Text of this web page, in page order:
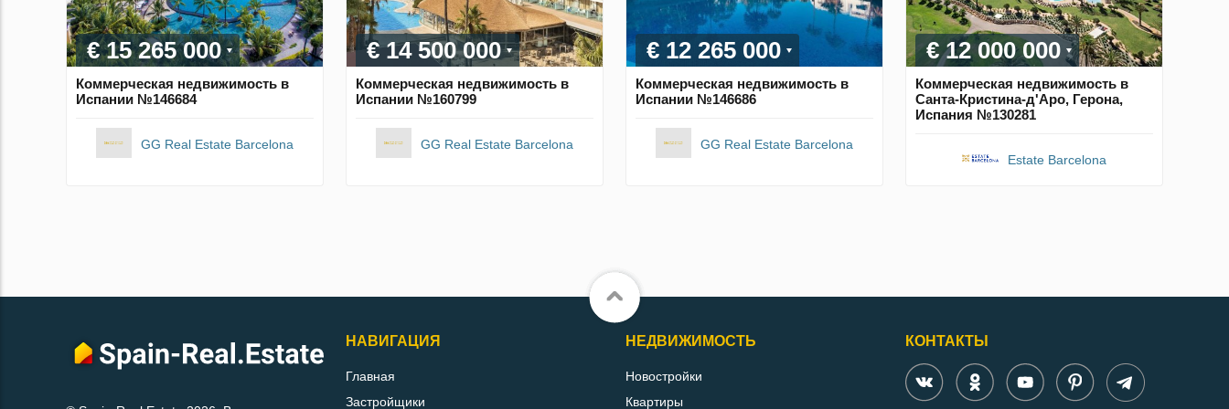
€ 15 265 000
Коммерческая недвижимость в
Испании №146684
GG Real Estate Barcelona
€ 14 500 000
Коммерческая недвижимость в
Испании №160799
GG Real Estate Barcelona
€ 12 265 000
Коммерческая недвижимость в
Испании №146686
GG Real Estate Barcelona
€ 12 000 000
Коммерческая недвижимость в
Санта-Кристина-д'Аро, Герона,
Испания №130281
Estate Barcelona
НАВИГАЦИЯ
Главная
Застройщики
НЕДВИЖИМОСТЬ
Новостройки
Квартиры
КОНТАКТЫ